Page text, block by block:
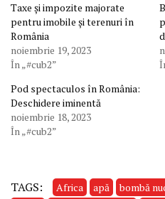
Taxe și impozite majorate
pentru imobile și terenuri în
România
noiembrie 19, 2023
În „#cub2”
Pod spectaculos în România:
Deschidere iminentă
noiembrie 18, 2023
În „#cub2”
TAGS: Africa apă bombă